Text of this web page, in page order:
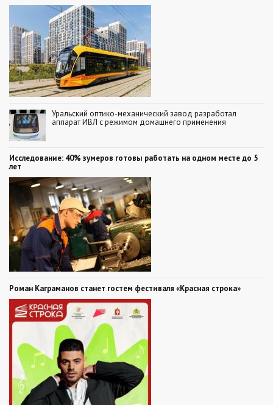
Уральский оптико-механический завод разработал
аппарат ИВЛ с режимом домашнего применения
Исследование: 40% зумеров готовы работать на одном месте до 5
лет
Роман Каграманов станет гостем фестиваля «Красная строка»